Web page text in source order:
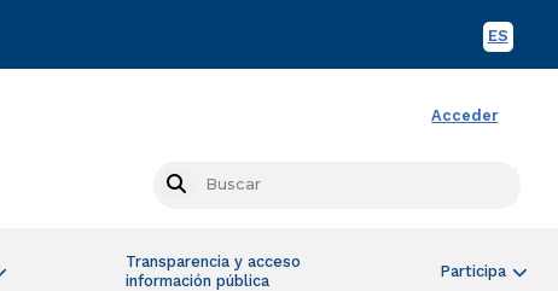
ES
Acceder
Transparencia y acceso
información pública
Participa